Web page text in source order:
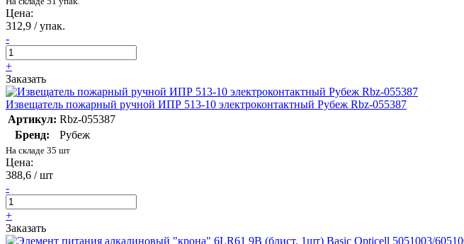
Цена:
312,9 / упак.
-
+
Заказать
Извещатель пожарный ручной ИПР 513-10 электроконтактный Рубеж Rbz-055387
Артикул: Rbz-055387
Бренд:
Рубеж
На складе 35 шт
Цена:
388,6 / шт
-
+
Заказать